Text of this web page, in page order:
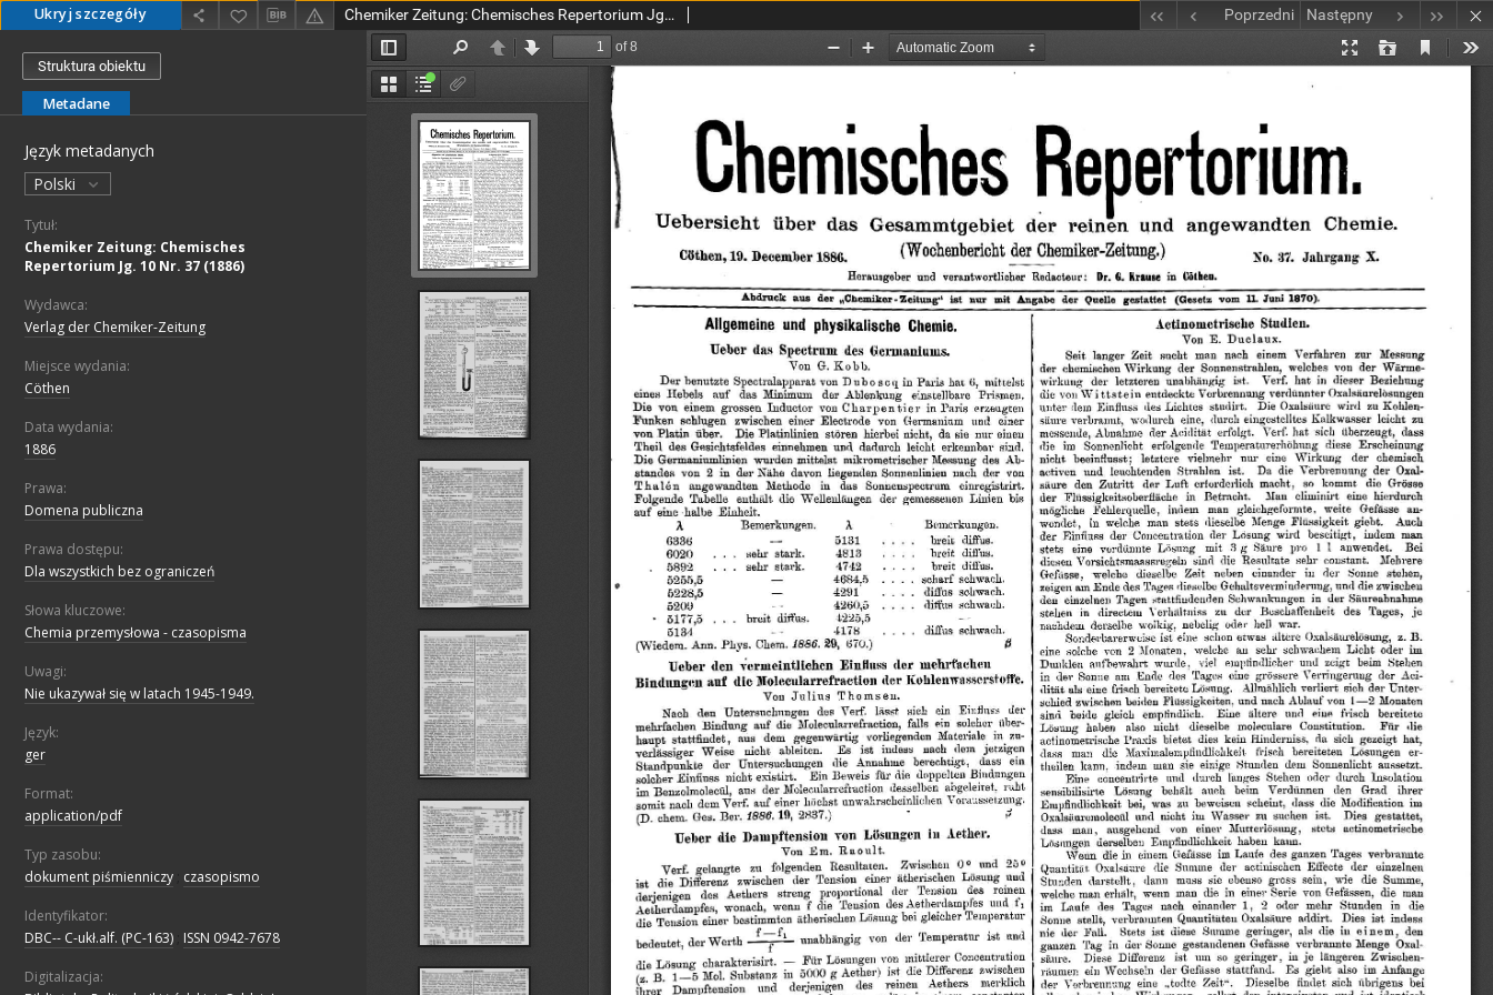
Ukryj szczegóły Chemiker Zeitung: Chemisches Repertorium Jg. 10 Nr. 37 (1886) Poprzedni Następny
Struktura obiektu
Metadane
Język metadanych
Polski
Tytuł:
Chemiker Zeitung: Chemisches
Repertorium Jg. 10 Nr. 37 (1886)
Wydawca:
Verlag der Chemiker-Zeitung
Miejsce wydania:
Cöthen
Data wydania:
1886
Prawa:
Domena publiczna
Prawa dostępu:
Dla wszystkich bez ograniczeń
Słowa kluczowe:
Chemia przemysłowa - czasopisma
Uwagi:
Nie ukazywał się w latach 1945-1949.
Język:
ger
Format:
application/pdf
Typ zasobu:
dokument piśmienniczy czasopismo
Identyfikator:
DBC-- C-ukł.alf. (PC-163) ISSN 0942-7678
Digitalizacja: